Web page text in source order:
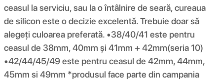
ceasul la serviciu, sau la o întâlnire de seară, cureaua
de silicon este o decizie excelentă. Trebuie doar să
alegeți culoarea preferată. •38/40/41 este pentru
ceasul de 38mm, 40mm și 41mm + 42mm(seria 10)
•42/44/45/49 este pentru ceasul de 42mm, 44mm,
45mm si 49mm *produsul face parte din campania